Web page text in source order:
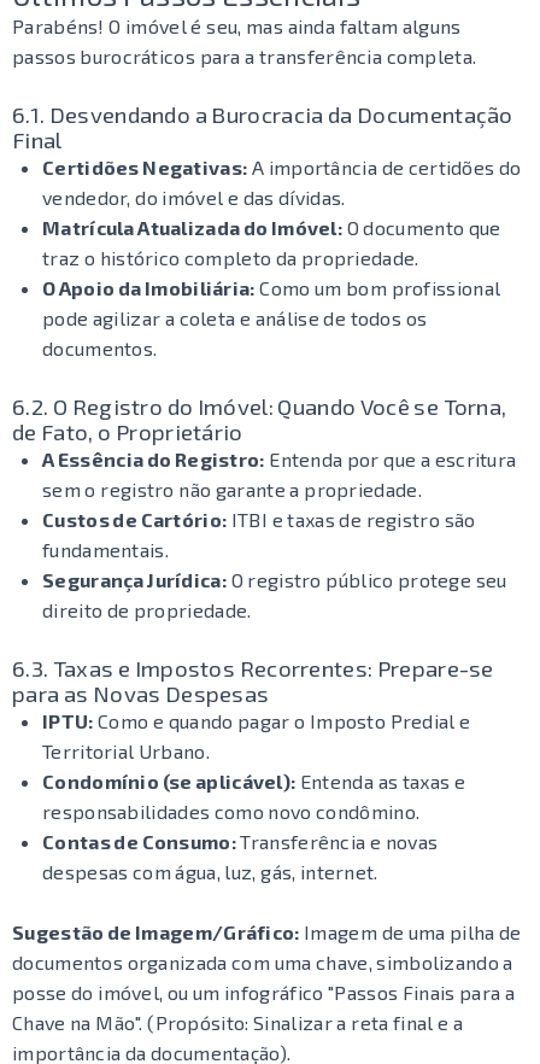
Parabéns! O imóvel é seu, mas ainda faltam alguns
passos burocráticos para a transferência completa.
6.1. Desvendando a Burocracia da Documentação
Final
Certidões Negativas: A importância de certidões do
vendedor, do imóvel e das dívidas.
Matrícula Atualizada do Imóvel: O documento que
traz o histórico completo da propriedade.
O Apoio da Imobiliária: Como um bom profissional
pode agilizar a coleta e análise de todos os
documentos.
6.2. O Registro do Imóvel: Quando Você se Torna,
de Fato, o Proprietário
A Essência do Registro: Entenda por que a escritura
sem o registro não garante a propriedade.
Custos de Cartório: ITBI e taxas de registro são
fundamentais.
Segurança Jurídica:O registro público protege seu
direito de propriedade.
6.3. Taxas e Impostos Recorrentes: Prepare-se
para as Novas Despesas
IPTU: Como e quando pagar o Imposto Predial e
Territorial Urbano.
Condomínio (se aplicável): Entenda as taxas e
responsabilidades como novo condômino.
Contas de Consumo:Transferência e novas
despesas com água, luz, gás, internet.
Sugestão de Imagem/Gráfico: Imagem de uma pilha de
documentos organizada com uma chave, simbolizando a
posse do imóvel, ou um infográfico "Passos Finais para a
Chave na Mão". (Propósito: Sinalizar a reta final e a
importância da documentação).